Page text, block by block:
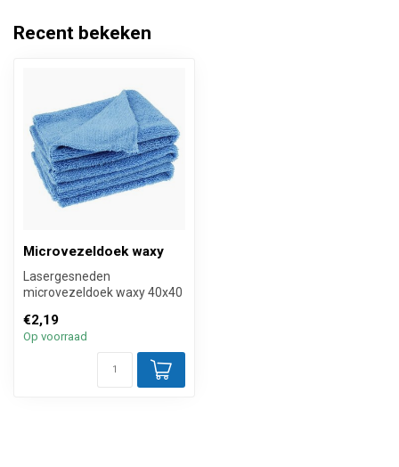
Recent bekeken
Microvezeldoek waxy
Lasergesneden
microvezeldoek waxy 40x40
waardoor we met recht...
€2,19
Op voorraad